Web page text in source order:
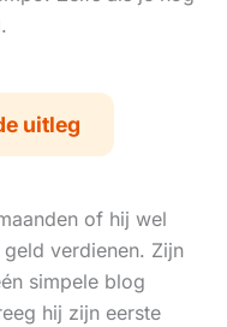
uitleg
of hij wel
geld verdienen. Zijn
simpele blog
hij zijn eerste